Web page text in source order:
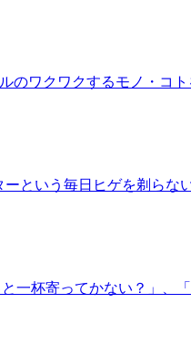
のワクワクするモノ・コ
という毎日ヒゲを剃らな
一杯寄ってかない？」、